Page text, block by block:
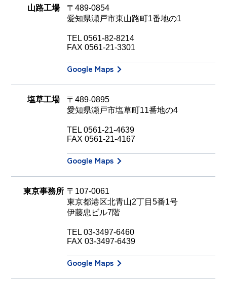
山路工場
〒489-0854
愛知県瀬戸市東山路町1番地の1
TEL0561-82-8214
FAX 0561-21-3301
Google Maps
塩草工場
〒489-0895
愛知県瀬戸市塩草町11番地の4
TEL0561-21-4639
FAX 0561-21-4167
Google Maps
東京事務所 〒107-0061
東京都港区北青山2丁目5番1号
伊藤忠ビル7階
TEL03-3497-6460
FAX 03-3497-6439
Google Maps